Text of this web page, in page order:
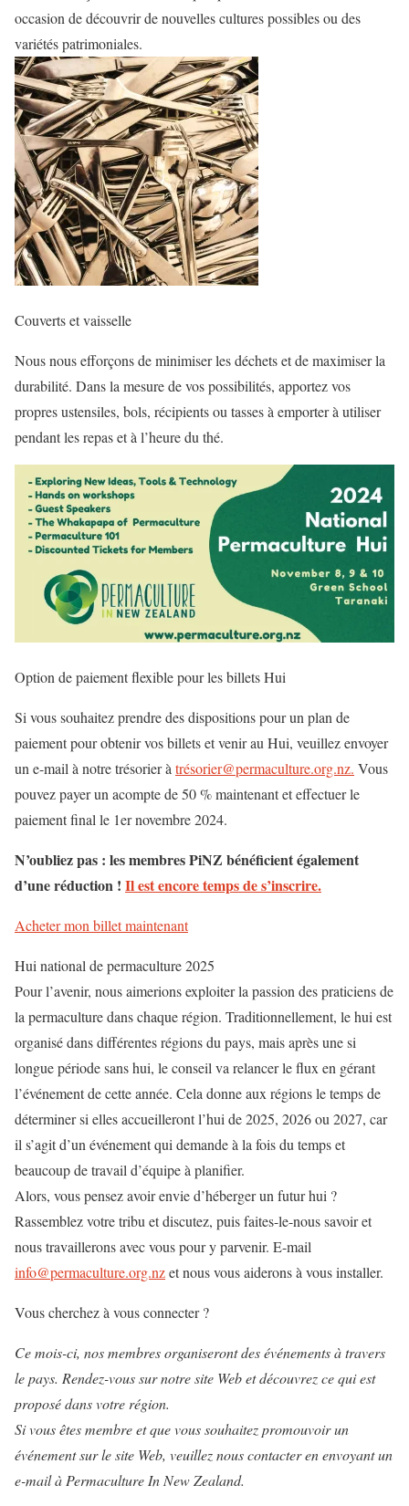
occasion de découvrir de nouvelles cultures possibles ou des
variétés patrimoniales.
Couverts et vaisselle
Nous nous efforçons de minimiser les déchets et de maximiser la
durabilité. Dans la mesure de vos possibilités, apportez vos
propres ustensiles, bols, récipients ou tasses à emporter à utiliser
pendant les repas et à l’heure du thé.
Option de paiement flexible pour les billets Hui
Si vous souhaitez prendre des dispositions pour un plan de
paiement pour obtenir vos billets et venir au Hui, veuillez envoyer
un e-mail à notre trésorier àtrésorier@permaculture.org.nz. Vous
pouvez payer un acompte de 50 % maintenant et effectuer le
paiement final le 1er novembre 2024.
N’oubliez pas : les membres PiNZ bénéficient également
d’une réduction ! Il est encore temps de s’inscrire.
Acheter mon billet maintenant
Hui national de permaculture 2025
Pour l’avenir, nous aimerions exploiter la passion des praticiens de
la permaculture dans chaque région. Traditionnellement, le hui est
organisé dans différentes régions du pays, mais après une si
longue période sans hui, le conseil va relancer le flux en gérant
l’événement de cette année. Cela donne aux régions le temps de
déterminer si elles accueilleront l’hui de 2025, 2026 ou 2027, car
il s’agit d’un événement qui demande à la fois du temps et
beaucoup de travail d’équipe à planifier.
Alors, vous pensez avoir envie d’héberger un futur hui ?
Rassemblez votre tribu et discutez, puis faites-le-nous savoir et
nous travaillerons avec vous pour y parvenir. E-mail
info@permaculture.org.nzet nous vous aiderons à vous installer.
Vous cherchez à vous connecter ?
Ce mois-ci, nos membres organiseront des événements à travers
le pays. Rendez-vous sur notre site Web et découvrez ce qui est
proposé dans votre région.
Si vous êtes membre et que vous souhaitez promouvoir un
événement sur le site Web, veuillez nous contacter en envoyant un
e-mail à Permaculture In New Zealand.